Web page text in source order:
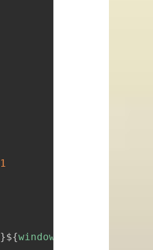
1
}${window